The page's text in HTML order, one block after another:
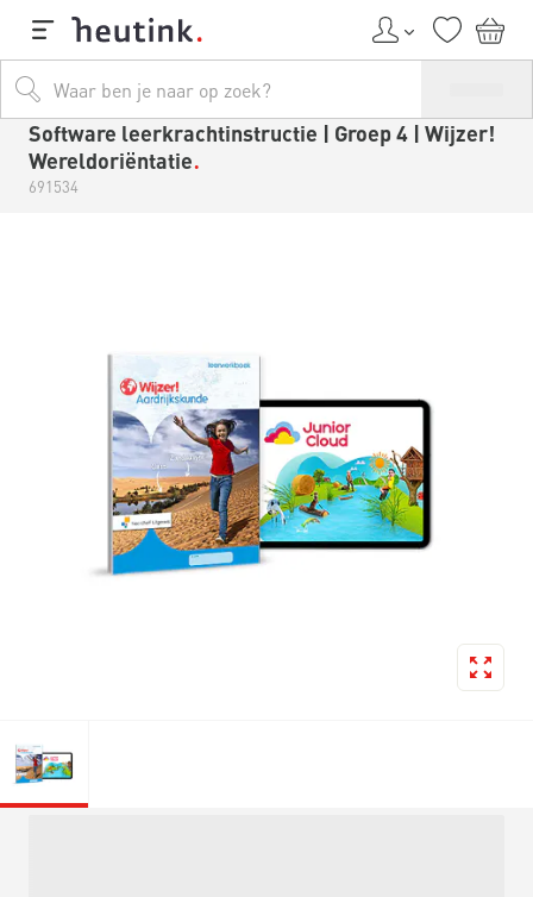
Software leerkrachtinstructie | Groep 4 | Wijzer!
Wereldoriëntatie
691534